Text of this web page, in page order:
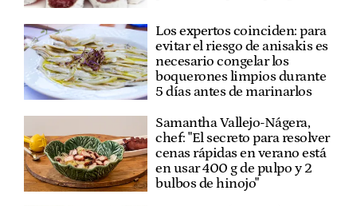
Los expertos coinciden: para
evitar el riesgo de anisakis es
necesario congelar los
boquerones limpios durante
5 días antes de marinarlos
Samantha Vallejo-Nágera,
chef: "El secreto para resolver
cenas rápidas en verano está
en usar 400 g de pulpo y 2
bulbos de hinojo"